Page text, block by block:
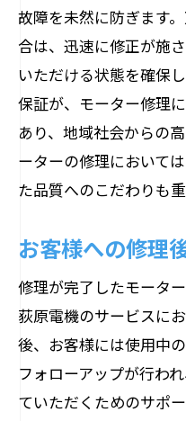
故障を未然に防ぎます
合は、迅速に修正が施
いただける状態を確保
保証が、モーター修理
あり、地域社会からの
ーターの修理において
た品質へのこだわりも重
お客様への修理
修理が完了したモータ
荻原電機のサービスに
後、お客様には使用中
フォローアップが行わ
ていただくためのサポ